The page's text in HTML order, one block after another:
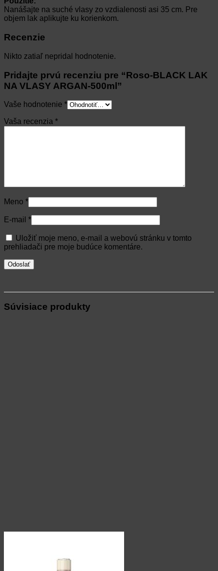
Nanášajte na suché vlasy zo vzdialenosti asi 35 cm. Pre
objem lak aplikujte ku korienkom.
Recenzie
Nikto zatiaľ nepridal hodnotenie.
Pridajte prvú recenziu pre “Roso-BLACK LAK
NA VLASY ARGAN-500ml”
Vaše hodnotenie *
Vaša recenzia *
Meno *
E-mail *
Uložiť moje meno, e-mail a webovú stránku v tomto
prehliadači pre moje budúce komentáre.
Súvisiace produkty